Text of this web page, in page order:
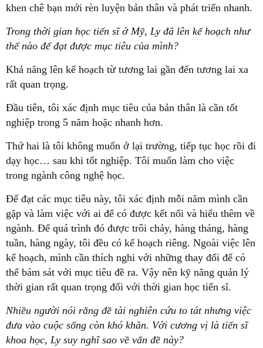
khen chê bạn mới rèn luyện bản thân và phát triển nhanh.
Trong thời gian học tiến sĩ ở Mỹ, Ly đã lên kế hoạch như
thế nào để đạt được mục tiêu của mình?
Khả năng lên kế hoạch từ tương lai gần đến tương lai xa
rất quan trọng.
Đầu tiên, tôi xác định mục tiêu của bản thân là cần tốt
nghiệp trong 5 năm hoặc nhanh hơn.
Thứ hai là tôi không muốn ở lại trường, tiếp tục học rồi đi
dạy học… sau khi tốt nghiệp. Tôi muốn làm cho việc
trong ngành công nghệ học.
Để đạt các mục tiêu này, tôi xác định mỗi năm mình cần
gặp và làm việc với ai để có được kết nối và hiểu thêm về
ngành. Để quá trình đó được trôi chảy, hàng tháng, hàng
tuần, hàng ngày, tôi đều có kế hoạch riêng. Ngoài việc lên
kế hoạch, mình cần thích nghi với những thay đổi để có
thể bám sát với mục tiêu đề ra. Vậy nên kỹ năng quản lý
thời gian rất quan trọng đối với thời gian học tiến sĩ.
Nhiều người nói rằng đề tài nghiên cứu to tát nhưng việc
đưa vào cuộc sống còn khó khăn. Với cương vị là tiến sĩ
khoa học, Ly suy nghĩ sao về vấn đề này?